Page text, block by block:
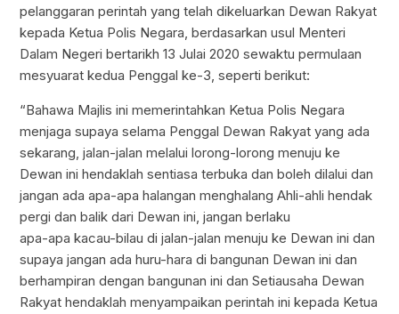
pelanggaran perintah yang telah dikeluarkan Dewan Rakyat
kepada Ketua Polis Negara, berdasarkan usul Menteri
Dalam Negeri bertarikh 13 Julai 2020 sewaktu permulaan
mesyuarat kedua Penggal ke-3, seperti berikut:
“Bahawa Majlis ini memerintahkan Ketua Polis Negara
menjaga supaya selama Penggal Dewan Rakyat yang ada
sekarang, jalan-jalan melalui lorong-lorong menuju ke
Dewan ini hendaklah sentiasa terbuka dan boleh dilalui dan
jangan ada apa-apa halangan menghalang Ahli-ahli hendak
pergi dan balik dari Dewan ini, jangan berlaku
apa-apa kacau-bilau di jalan-jalan menuju ke Dewan ini dan
supaya jangan ada huru-hara di bangunan Dewan ini dan
berhampiran dengan bangunan ini dan Setiausaha Dewan
Rakyat hendaklah menyampaikan perintah ini kepada Ketua